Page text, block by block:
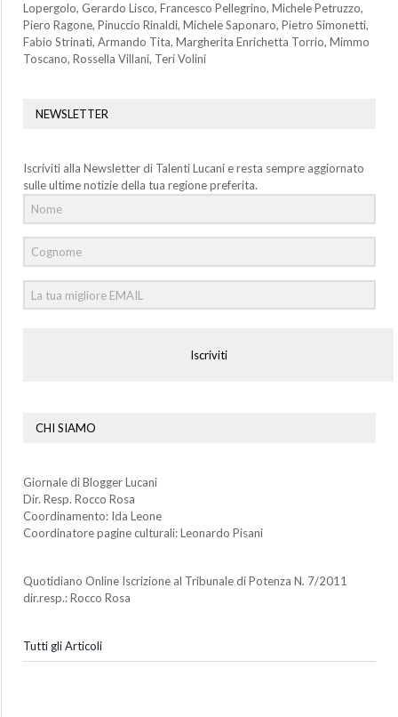
Lopergolo, Gerardo Lisco, Francesco Pellegrino, Michele Petruzzo,
Piero Ragone, Pinuccio Rinaldi, Michele Saponaro, Pietro Simonetti,
Fabio Strinati, Armando Tita, Margherita Enrichetta Torrio, Mimmo
Toscano, Rossella Villani, Teri Volini
NEWSLETTER
Iscriviti alla Newsletter di Talenti Lucani e resta sempre aggiornato
sulle ultime notizie della tua regione preferita.
Iscriviti
CHI SIAMO
Giornale di Blogger Lucani
Dir. Resp. Rocco Rosa
Coordinamento: Ida Leone
Coordinatore pagine culturali: Leonardo Pisani
Quotidiano Online Iscrizione al Tribunale di Potenza N. 7/2011
dir.resp.: Rocco Rosa
Tutti gli Articoli